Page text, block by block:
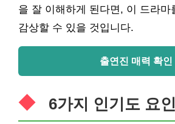
을 잘 이해하게 된다면, 이 드라마
감상할 수 있을 것입니다.
출연진 매력 확인
6가지 인기도 요인